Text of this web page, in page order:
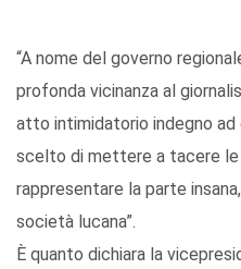
“A nome del governo
profonda vicinanza al
atto intimidatorio indegno ad
scelto di mettere a tacere le
rappresentare la parte
società lucana”.
È quanto dichiara la